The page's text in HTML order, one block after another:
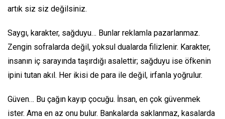
artık siz siz değilsiniz.
Saygı, karakter, sağduyu… Bunlar reklamla pazarlanmaz.
Zengin sofralarda değil, yoksul dualarda filizlenir. Karakter,
insanın iç sarayında taşırdığı asalettir; sağduyu ise öfkenin
ipini tutan akıl. Her ikisi de para ile değil, irfanla yoğrulur.
Güven… Bu çağın kayıp çocuğu. İnsan, en çok güvenmek
ister. Ama en az onu bulur. Bankalarda saklanmaz, kasalarda